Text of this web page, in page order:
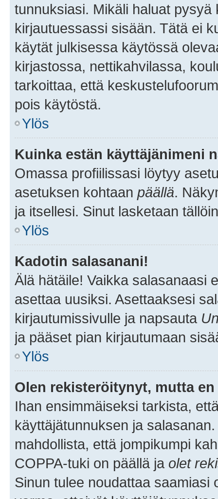
tunnuksiasi. Mikäli haluat
kirjautuessassi sisään. Tätä ei
käytät julkisessa käytössä
kirjastossa, nettikahvilassa,
tarkoittaa, että
pois käytöstä.
Ylös
Kuinka estän käyttäjänimeni
Omassa profiilissasi löytyy
asetuksen kohtaan päällä.
ja itsellesi. Sinut lasketaan
Ylös
Kadotin salasanani!
Älä hätäile! Vaikka salasanaasi
asettaa uusiksi. Asettaaksesi
kirjautumissivulle ja napsauta
ja pääset pian kirjautumaan
Ylös
Olen rekisteröitynyt, mutta
Ihan ensimmäiseksi tarkista,
käyttäjätunnuksen ja
mahdollista, että jompikumpi
COPPA-tuki on päällä ja olet
Sinun tulee noudattaa saamiasi